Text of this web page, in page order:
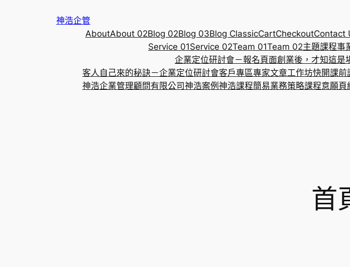
神浩企管
AboutAbout 02Blog 02Blog 03Blog ClassicCartCheckoutContact
Service 01Service 02Team 01Team 02主題課程事
企業定位研討會－報名頁面創業後，才知這是
客人自己來的秘訣－企業定位研討會客戶專區專家文章工作坊快開課前
神浩企業管理顧問有限公司神浩案例 神浩課程簡易業務策略課程意願頁
首